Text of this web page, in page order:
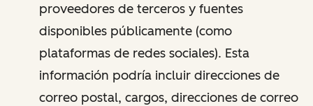
proveedores de terceros y fuentes
disponibles públicamente (como
plataformas de redes sociales). Esta
información podría incluir direcciones de
correo postal, cargos, direcciones de correo